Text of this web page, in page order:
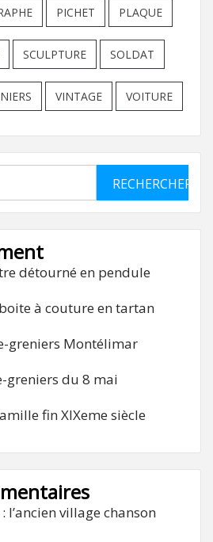
PICHET PLAQUE
SCULPTURE SOLDAT
VINTAGE VOITURE
détourné en pendule
à couture en tartan
greniers Montélimar
greniers du 8 mai
fin XIXeme siècle
l’ancien village chanson